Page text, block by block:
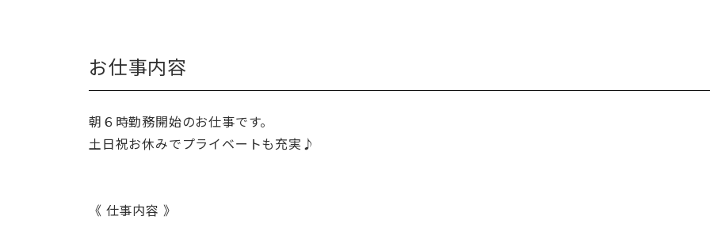
お仕事内容
朝６時勤務開始のお仕事です。
土日祝お休みでプライベートも充実♪
《 仕事内容 》